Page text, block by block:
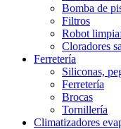
Bomba de
Filtros
Robot
Cloradores
Ferretería
Siliconas,
Ferretería
Brocas
Tornillería
Climatizadores